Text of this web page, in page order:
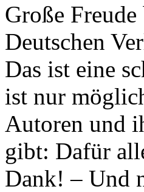
Große
Deutschen
Das ist eine
ist nur
Autoren und
gibt: Dafür
Dank! – Und